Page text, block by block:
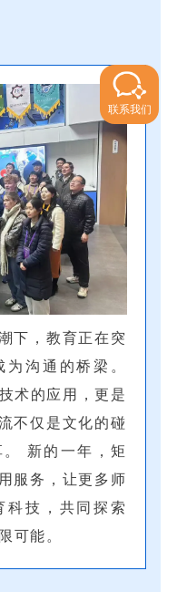
下，教育正在突
沟通的桥梁。
术的应用，更是
不仅是文化的碰
新的一年，矩
服务，让更多师
科技，共同探索
可能。
联系我们